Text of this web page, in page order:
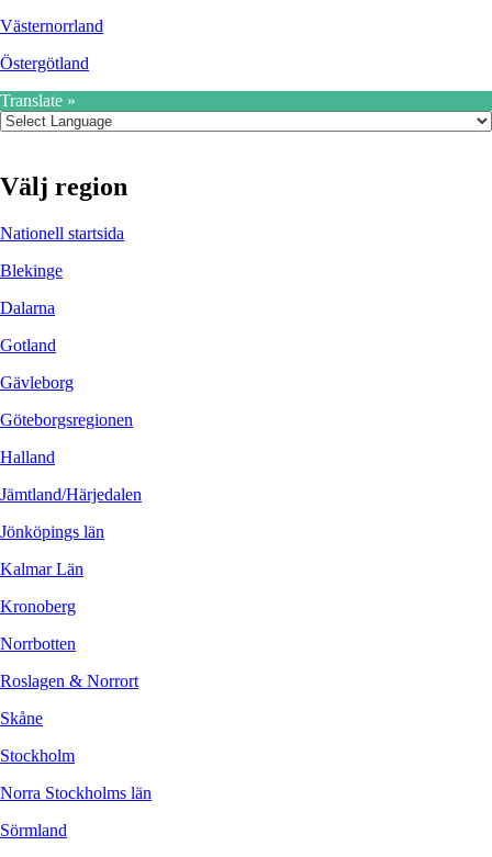
Västernorrland
Östergötland
Translate »
Välj region
Nationell startsida
Blekinge
Dalarna
Gotland
Gävleborg
Göteborgsregionen
Halland
Jämtland/Härjedalen
Jönköpings län
Kalmar Län
Kronoberg
Norrbotten
Roslagen & Norrort
Skåne
Stockholm
Norra Stockholms län
Sörmland